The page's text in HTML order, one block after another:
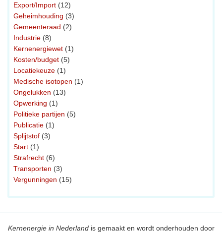
Export/Import (12)
Geheimhouding (3)
Gemeenteraad (2)
Industrie (8)
Kernenergiewet (1)
Kosten/budget (5)
Locatiekeuze (1)
Medische isotopen (1)
Ongelukken (13)
Opwerking (1)
Politieke partijen (5)
Publicatie (1)
Splijtstof (3)
Start (1)
Strafrecht (6)
Transporten (3)
Vergunningen (15)
Kernenergie in Nederlandis gemaakt en wordt onderhouden door